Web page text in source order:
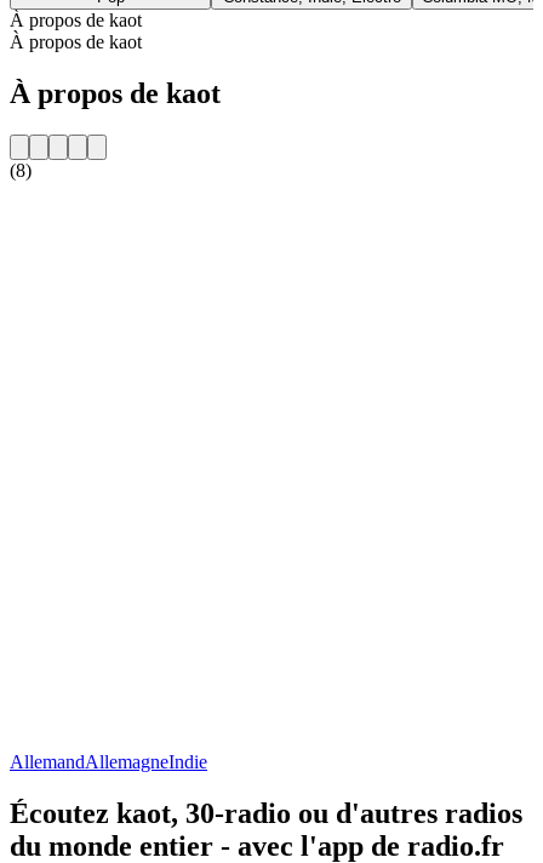
À propos de kaot
À propos de kaot
À propos de kaot
(8)
AllemandAllemagneIndie
Écoutez kaot, 30-radio ou d'autres radios
du monde entier - avec l'app de radio.fr